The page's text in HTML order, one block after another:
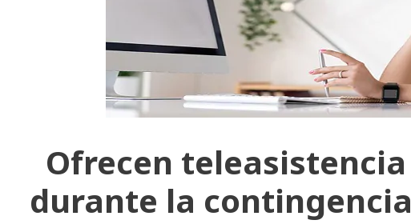
Ofrecen
durante la contingencia